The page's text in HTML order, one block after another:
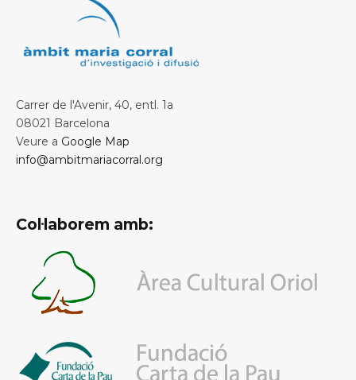
Carrer de l'Avenir, 40, entl. 1a
08021 Barcelona
Veure a Google Map
info@ambitmariacorral.org
Col·laborem amb: